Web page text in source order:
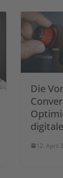
Die
12. April